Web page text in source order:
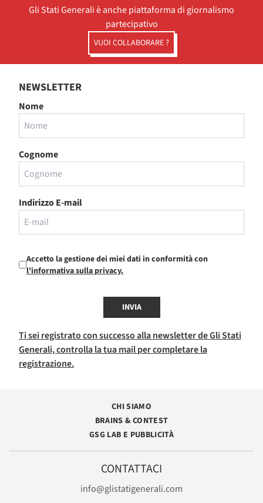
Gli Stati Generali è anche piattaforma di giornalismo
partecipativo
VUOI COLLABORARE ?
NEWSLETTER
Nome
Cognome
Indirizzo E-mail
Accetto la gestione dei miei dati in conformità con
l'informativa sulla privacy.
INVIA
Ti sei registrato con successo alla newsletter de Gli Stati
Generali, controlla la tua mail per completare la
registrazione.
CHI SIAMO
BRAINS & CONTEST
GSG LAB E PUBBLICITÀ
CONTATTACI
info@glistatigenerali.com